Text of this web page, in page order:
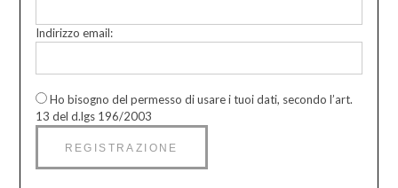
Indirizzo email:
Ho bisogno del permesso di usare i tuoi dati, secondo l’art.
13 del d.lgs 196/2003